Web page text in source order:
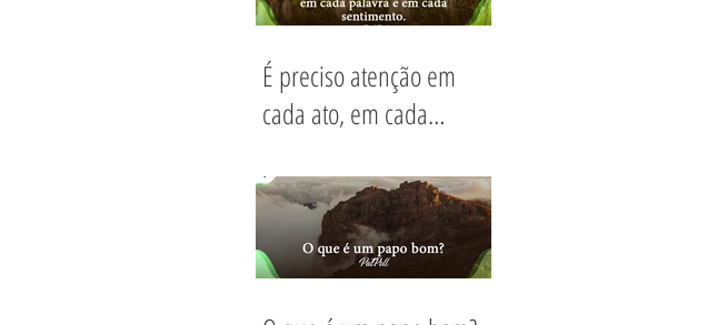
É preciso atenção em
cada ato, em cada
sentimento.